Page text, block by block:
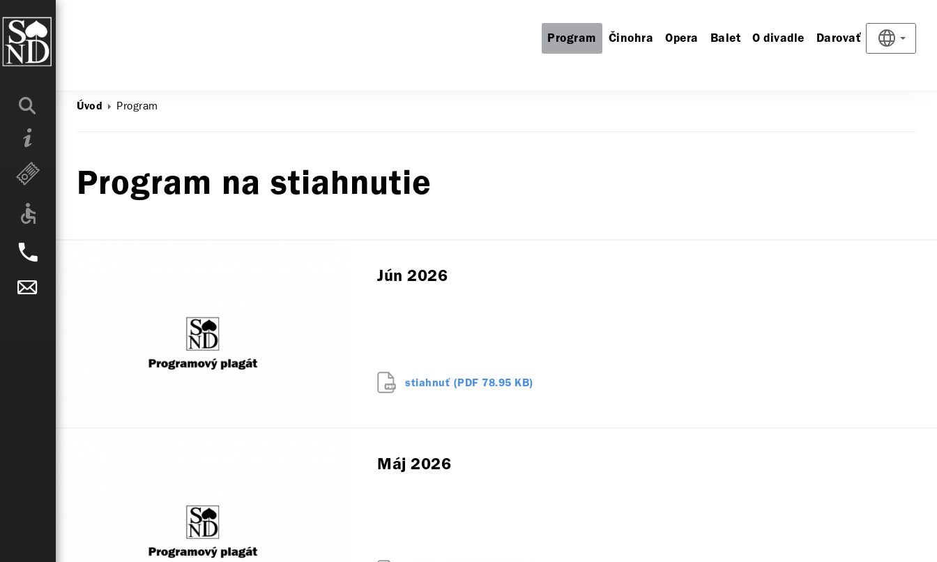
Program na stiahnutie
Program Činohra Opera Balet O divadle Darovať
Úvod Program
Jún 2026
stiahnuť (PDF 78.95 KB)
Máj 2026